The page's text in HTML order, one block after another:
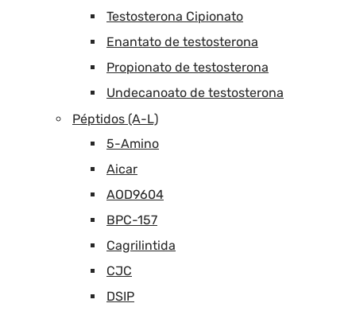
Testosterona Cipionato
Enantato de testosterona
Propionato de testosterona
Undecanoato de testosterona
Péptidos (A-L)
5-Amino
Aicar
AOD9604
BPC-157
Cagrilintida
CJC
DSIP